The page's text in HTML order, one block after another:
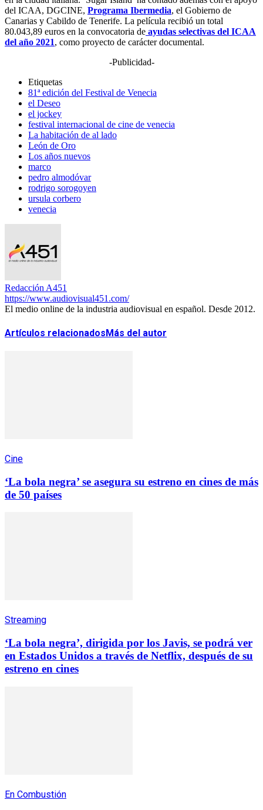
del ICAA, DGCINE, Programa Ibermedia, el Gobierno de
Canarias y Cabildo de Tenerife. La película recibió un total
80.043,89 euros en la convocatoria de ayudas selectivas del ICAA
del año 2021, como proyecto de carácter documental.
-Publicidad-
Etiquetas
81ª edición del Festival de Venecia
el Deseo
el jockey
festival internacional de cine de venecia
La habitación de al lado
León de Oro
Los años nuevos
marco
pedro almodóvar
rodrigo sorogoyen
ursula corbero
venecia
Redacción A451
https://www.audiovisual451.com/
El medio online de la industria audiovisual en español. Desde 2012.
Artículos relacionadosMás del autor
Cine
‘La bola negra’ se asegura su estreno en cines de más
de 50 países
Streaming
‘La bola negra’, dirigida por los Javis, se podrá ver
en Estados Unidos a través de Netflix, después de su
estreno en cines
En Combustión